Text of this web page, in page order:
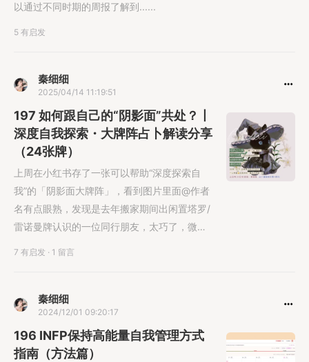
以通过不同时期的周报了解到......
5 有启发
秦细细
2025/04/14 11:19:51
197 如何跟自己的“阴影面”共处？丨
深度自我探索・大牌阵占卜解读分享
（24张牌）
上周在小红书存了一张可以帮助“深度探索自
我”的「阴影面大牌阵」，看到图片里面@作者
名有点眼熟，发现是去年搬家期间出闲置塔罗/
雷诺曼牌认识的一位同行朋友，太巧了，微信
7 有启发 · 1 留言
秦细细
2024/12/01 09:20:17
196 INFP保持高能量自我管理方式
指南（方法篇）